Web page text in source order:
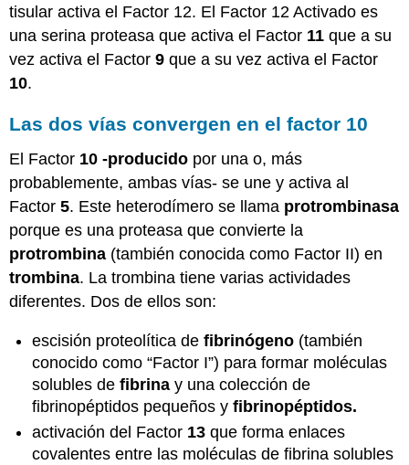
tisular activa el Factor 12. El Factor 12 Activado es
una serina proteasa que activa el Factor 11 que a su
vez activa el Factor9 que a su vez activa el Factor
10.
Las dos vías convergen en el factor 10
El Factor 10 -producido por una o, más
probablemente, ambas vías- se une y activa al
Factor5. Este heterodímero se llama protrombinasa
porque es una proteasa que convierte la
protrombina (también conocida como Factor II) en
trombina. La trombina tiene varias actividades
diferentes. Dos de ellos son:
escisión proteolítica defibrinógeno (también
conocido como “Factor I”) para formar moléculas
solubles defibrina y una colección de
fibrinopéptidos pequeños yfibrinopéptidos.
activación del Factor 13 que forma enlaces
covalentes entre las moléculas de fibrina solubles